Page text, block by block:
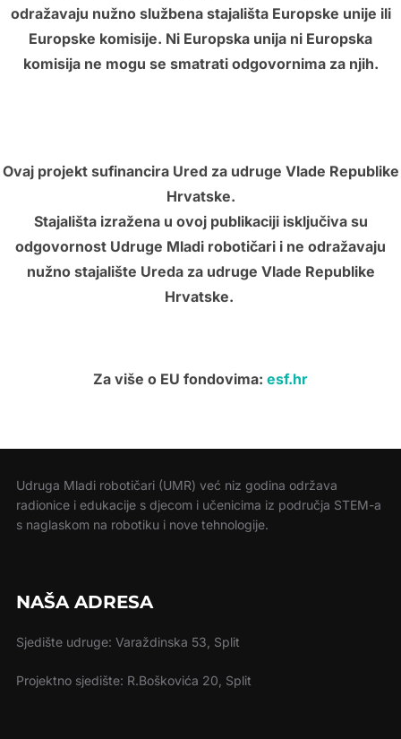
odražavaju nužno službena stajališta Europske unije ili
Europske komisije. Ni Europska unija ni Europska
komisija ne mogu se smatrati odgovornima za njih.
Ovaj projekt sufinancira Ured za udruge Vlade Republike
Hrvatske.
Stajališta izražena u ovoj publikaciji isključiva su
odgovornost Udruge Mladi robotičari i ne odražavaju
nužno stajalište Ureda za udruge Vlade Republike
Hrvatske.
Za više o EU fondovima: esf.hr
Udruga Mladi robotičari (UMR) već niz godina održava
radionice i edukacije s djecom i učenicima iz područja STEM-a
s naglaskom na robotiku i nove tehnologije.
NAŠA ADRESA
Sjedište udruge: Varaždinska 53, Split
Projektno sjedište: R.Boškovića 20, Split